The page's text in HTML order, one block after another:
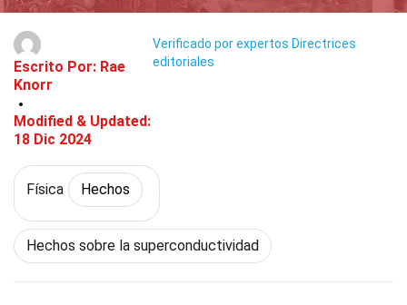
Escrito Por: Rae
Knorr
Modified & Updated:
18 Dic 2024
Verificado por expertos Directrices
editoriales
Física Hechos
Hechos sobre la superconductividad